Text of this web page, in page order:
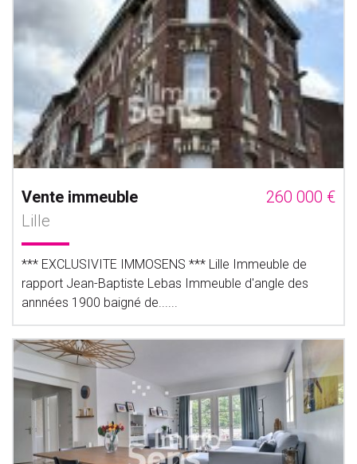
Vente immeuble
260 000 €
Lille
*** EXCLUSIVITE IMMOSENS *** Lille Immeuble de
rapport Jean-Baptiste Lebas Immeuble d'angle des
annnées 1900 baigné de......